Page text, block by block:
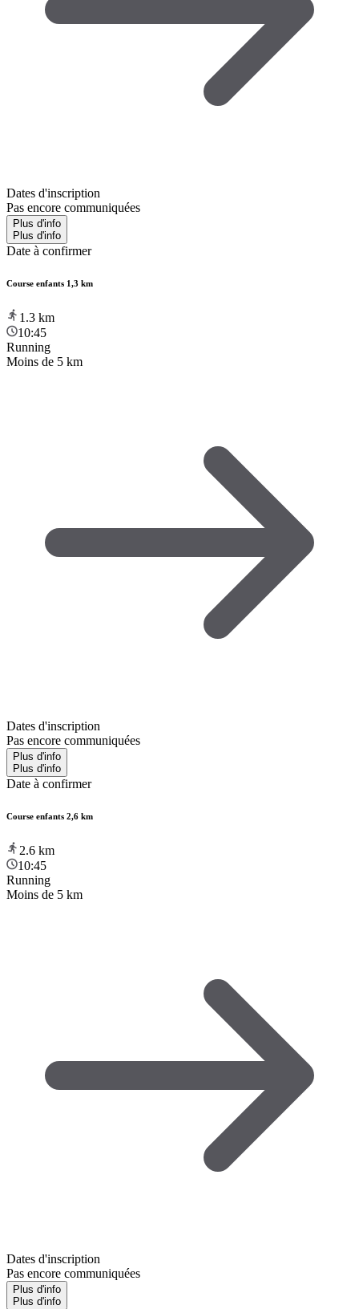
Dates d'inscription
Pas encore communiquées
Plus d'info
Plus d'info
Date à confirmer
Course enfants 1,3 km
1.3 km
10:45
Running
Moins de 5 km
Dates d'inscription
Pas encore communiquées
Plus d'info
Plus d'info
Date à confirmer
Course enfants 2,6 km
2.6 km
10:45
Running
Moins de 5 km
Dates d'inscription
Pas encore communiquées
Plus d'info
Plus d'info